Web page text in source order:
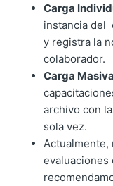
Carga
instancia del
y registra la
colaborador.
Carga
archivo con
sola vez.
Actualmente,
evaluaciones